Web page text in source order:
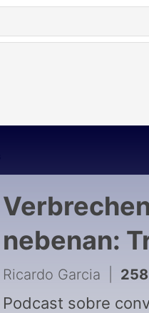
nebenan:
Crime
Ricardo Garcia 258 - La molécula de la
Podcast sobre